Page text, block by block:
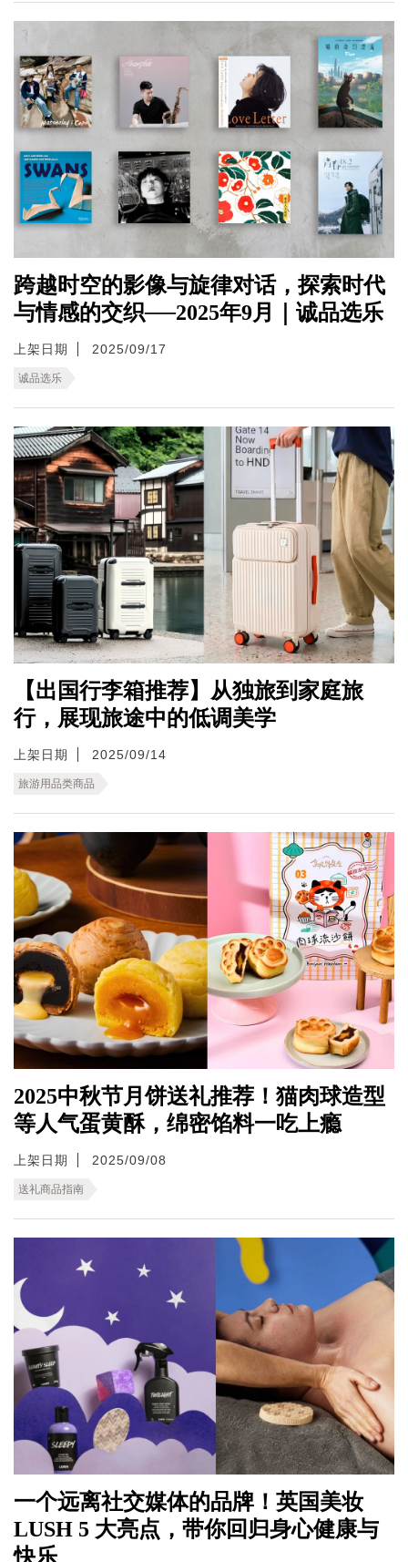
跨越时空的影像与旋律对话，探索时代
与情感的交织──2025年9月｜诚品选乐
上架日期 2025/09/17
诚品选乐
【出国行李箱推荐】从独旅到家庭旅
行，展现旅途中的低调美学
上架日期 2025/09/14
旅游用品类商品
2025中秋节月饼送礼推荐！猫肉球造型
等人气蛋黄酥，绵密馅料一吃上瘾
上架日期 2025/09/08
送礼商品指南
一个远离社交媒体的品牌！英国美妆
LUSH 5 大亮点，带你回归身心健康与
快乐